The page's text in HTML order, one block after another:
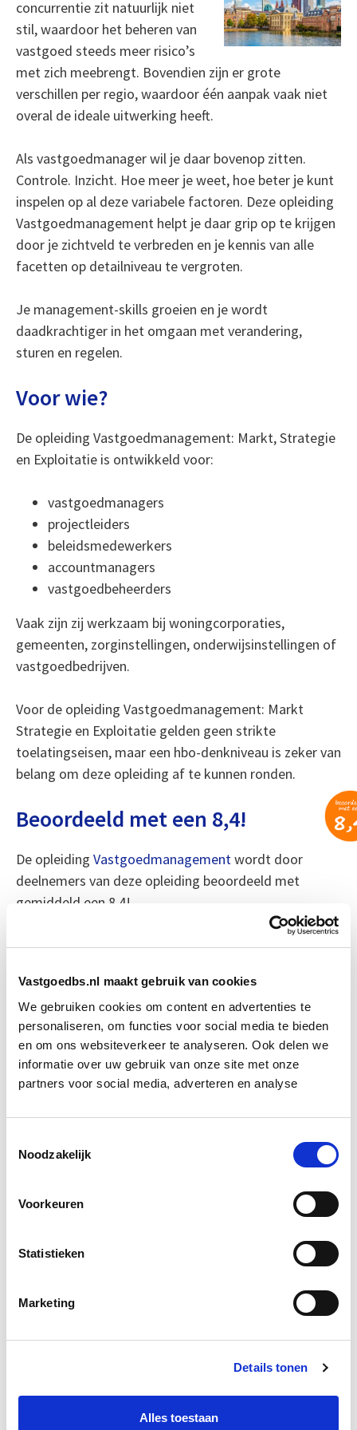
Vastgoedbs.nl maakt gebruik van cookies
We gebruiken cookies om content en advertenties te
personaliseren, om functies voor social media te bieden
en om ons websiteverkeer te analyseren. Ook delen we
informatie over uw gebruik van onze site met onze
partners voor social media, adverteren en analyse
Noodzakelijk
Voorkeuren
Statistieken
Marketing
Details tonen
Alles toestaan
concurrentie zit natuurlijk niet
stil, waardoor het beheren van
vastgoed steeds meer risico’s
met zich meebrengt. Bovendien zijn er grote
verschillen per regio, waardoor één aanpak vaak niet
overal de ideale uitwerking heeft.
Als vastgoedmanager wil je daar bovenop zitten.
Controle. Inzicht. Hoe meer je weet, hoe beter je kunt
inspelen op al deze variabele factoren. Deze opleiding
Vastgoedmanagement helpt je daar grip op te krijgen
door je zichtveld te verbreden en je kennis van alle
facetten op detailniveau te vergroten.
Je management-skills groeien en je wordt
daadkrachtiger in het omgaan met verandering,
sturen en regelen.
Voor wie?
De opleiding Vastgoedmanagement: Markt, Strategie
en Exploitatie is ontwikkeld voor:
vastgoedmanagers
projectleiders
beleidsmedewerkers
accountmanagers
vastgoedbeheerders
Vaak zijn zij werkzaam bij woningcorporaties,
gemeenten, zorginstellingen, onderwijsinstellingen of
vastgoedbedrijven.
Voor de opleiding Vastgoedmanagement: Markt
Strategie en Exploitatie gelden geen strikte
toelatingseisen, maar een hbo-denkniveau is zeker van
belang om deze opleiding af te kunnen ronden.
Beoordeeld met een 8,4!
De opleiding Vastgoedmanagementwordt door
deelnemers van deze opleiding beoordeeld met
gemiddeld een 8,4!
Meer weten?
Uitgebreide informatie over deze opleiding?
Download dan vrijblijvendde brochure.
Modules binnen de opleiding
Strategie en Exploitatie
+
Vastgoedmarkt & Trends +
Vastgoedstrategie, Portfolio- en
+
Vastgoedmarkt, Strategie &
Exploitatie